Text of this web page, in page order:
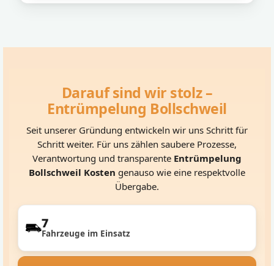
Darauf sind wir stolz –
Entrümpelung Bollschweil
Seit unserer Gründung entwickeln wir uns Schritt für
Schritt weiter. Für uns zählen saubere Prozesse,
Verantwortung und transparente Entrümpelung
Bollschweil Kosten genauso wie eine respektvolle
Übergabe.
7
Fahrzeuge im Einsatz